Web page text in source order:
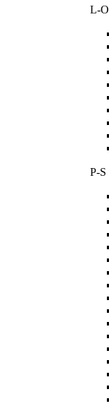
L-O
P-S